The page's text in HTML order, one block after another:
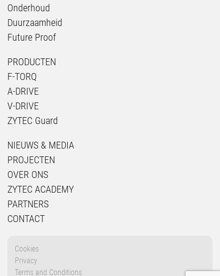
Onderhoud
Duurzaamheid
Future Proof
PRODUCTEN
F-TORQ
A-DRIVE
V-DRIVE
ZYTEC Guard
NIEUWS & MEDIA
PROJECTEN
OVER ONS
ZYTEC ACADEMY
PARTNERS
CONTACT
Cookies
Privacy
Terms and Conditions